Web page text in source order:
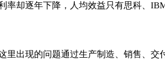
却逐年下降，人均效益只有思科、
里出现的问题通过生产制造、销售、